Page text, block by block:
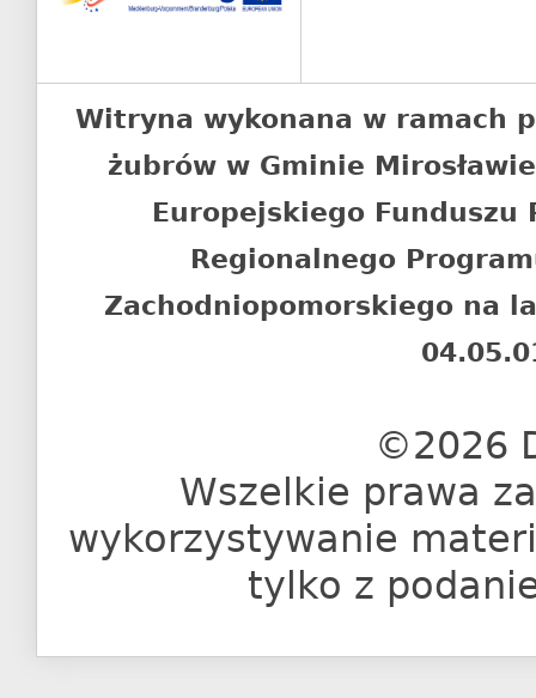
Witryna wykonana w ramach
żubrów w Gminie
Europejskiego Funduszu
Regionalnego
Zachodniopomorskiego na
©2026
Wszelkie prawa
wykorzystywanie
tylko z